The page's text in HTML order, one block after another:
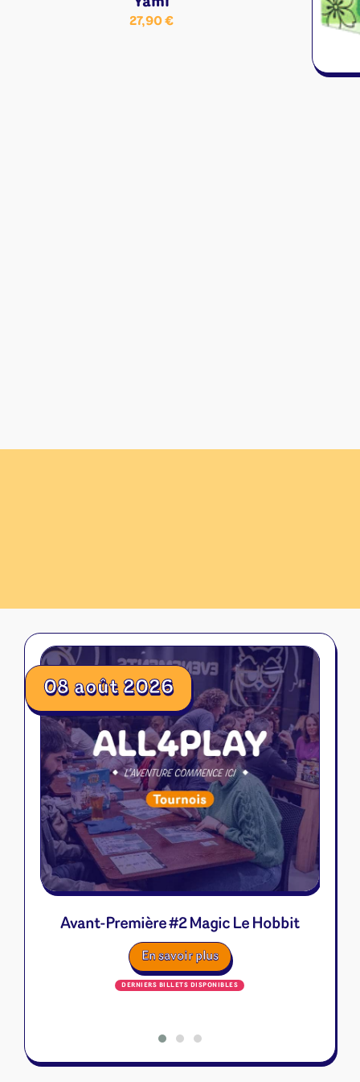
27,90€
08 août 2026
Avant-Première #2 Magic Le Hobbit
DERNIERS BILLETS DISPONIBLES